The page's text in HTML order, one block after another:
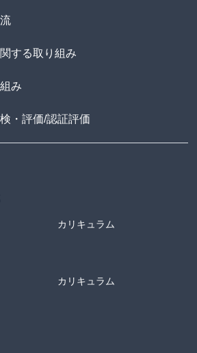
する取り組み
み
・評価/認証評価
カリキュラム
カリキュラム